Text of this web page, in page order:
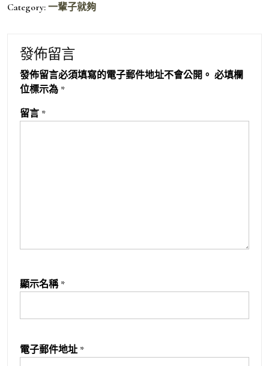
Category: 一輩子就夠
發佈留言
發佈留言必須填寫的電子郵件地址不會公開。 必填欄
位標示為 *
留言 *
顯示名稱 *
電子郵件地址 *